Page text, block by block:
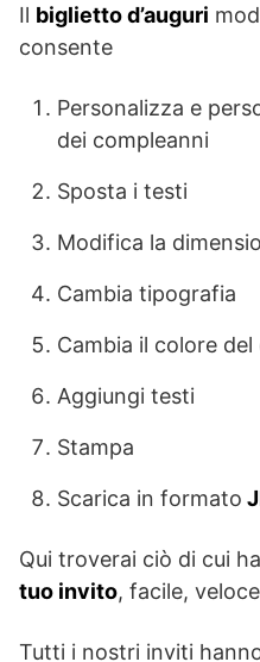
Il biglietto d’auguri
consente
Personalizza e
dei compleanni
Sposta i testi
Modifica la
Cambia tipografia
Cambia il colore
Aggiungi testi
Stampa
Scarica in formato
Qui troverai ciò di cui
tuo invito, facile,
Tutti i nostri inviti